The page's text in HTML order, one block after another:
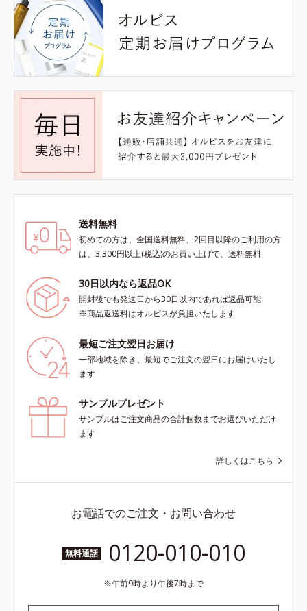
送料無料
初めての方は、全国送料無料、2回目以降のご利用の方
は、3,300円以上(税込)のお買い上げで、送料無料
30日以内なら返品OK
開封後でも発送日から30日以内であれば返品可能
※商品返送料はオルビスが負担いたします
最短ご注文翌日お届け
一部地域を除き、最短でご注文の翌日にお届けいたし
ます
サンプルプレゼント
サンプルはご注文商品の合計個数までお選びいただけ
ます
詳しくはこちら
お電話でのご注文・お問い合わせ
無料通話 0120-010-010
午前9時より午後7時まで